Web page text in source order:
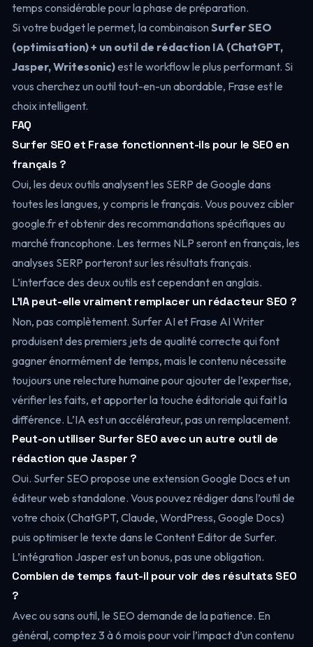
temps considérable pour la phase de préparation.
Si votre budget le permet, la combinaison Surfer SEO
(optimisation) + un outil de rédaction IA (ChatGPT,
Jasper, Writesonic)est le workflow le plus performant. Si
vous cherchez un outil tout-en-un abordable, Frase est le
choix intelligent.
FAQ
Surfer SEO et Frase fonctionnent-ils pour le SEO en
français ?
Oui, les deux outils analysent les SERP de Google dans
toutes les langues, y compris le français. Vous pouvez cibler
google.fr et obtenir des recommandations spécifiques au
marché francophone. Les termes NLP seront en français, les
analyses SERP porteront sur les résultats français.
L’interface des deux outils est cependant en anglais.
L’IA peut-elle vraiment remplacer un rédacteur SEO ?
Non, pas complètement. Surfer AI et Frase AI Writer
produisent des premiers jets de qualité correcte qui font
gagner énormément de temps, mais le contenu nécessite
toujours une relecture humaine pour ajouter de l’expertise,
vérifier les faits, et apporter la touche éditoriale qui fait la
différence. L’IA est un accélérateur, pas un remplacement.
Peut-on utiliser Surfer SEO avec un autre outil de
rédaction que Jasper ?
Oui. Surfer SEO propose une extension Google Docs et un
éditeur web standalone. Vous pouvez rédiger dans l’outil de
votre choix (ChatGPT, Claude, WordPress, Google Docs)
puis optimiser le texte dans le Content Editor de Surfer.
L’intégration Jasper est un bonus, pas une obligation.
Combien de temps faut-il pour voir des résultats SEO
?
Avec ou sans outil, le SEO demande de la patience. En
général, comptez 3 à 6 mois pour voir l’impact d’un contenu